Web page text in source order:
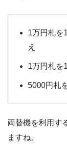
1万円札を
え
1万円札を
5000円札
両替機を利用す
ますね。